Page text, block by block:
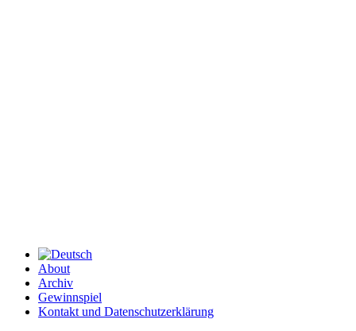
About
Archiv
Gewinnspiel
Kontakt und Datenschutzerklärung